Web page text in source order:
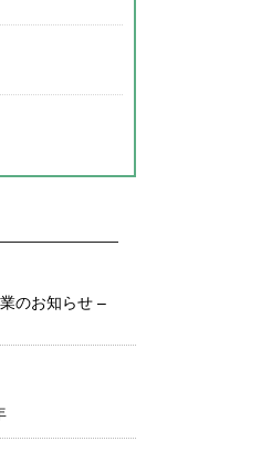
のお知らせ –